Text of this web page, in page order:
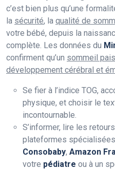
c’est bien plus qu’une
la sécurité, la qualité de
votre bébé, depuis la
complète. Les données du
confirment qu’un sommeil
développement cérébral et
Se fier à l’indice TOG,
physique, et choisir le
incontournable.
S’informer, lire les
plateformes
Consobaby, Amazon
votre pédiatre ou à un